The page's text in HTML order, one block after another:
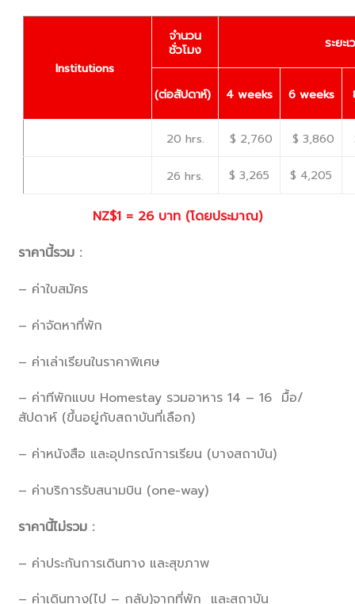
Institutions
จำนวน
ชั่วโมง
ระยะ
(ต่อสัปดาห์) 4 weeks 6 weeks
20 hrs. $ 2,760 $ 3,860
26 hrs. $ 3,265 $ 4,205
NZ$1 = 26 บาท (โดยประมาณ)
ราคานี้รวม :
– ค่าใบสมัคร
– ค่าจัดหาที่พัก
– ค่าเล่าเรียนในราคาพิเศษ
– ค่าทีพักแบบ Homestay รวมอาหาร 14 – 16 มื้อ/
สัปดาห์ (ขึ้นอยู่กับสถาบันที่เลือก)
– ค่าหนังสือ และอุปกรณ์การเรียน (บางสถาบัน)
– ค่าบริการรับสนามบิน (one-way)
ราคานี้ไม่รวม :
– ค่าประกันการเดินทาง และสุขภาพ
– ค่าเดินทาง(ไป – กลับ)จากที่พัก และสถาบัน